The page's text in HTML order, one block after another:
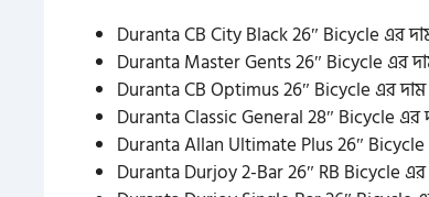
Duranta CB City Black 26″ Bicycle এর
Duranta Master Gents 26″ Bicycle এর
Duranta CB Optimus 26″ Bicycle এর
Duranta Classic General 28″ Bicycle এর
Duranta Allan Ultimate Plus 26″
Duranta Durjoy 2-Bar 26″ RB Bicycle